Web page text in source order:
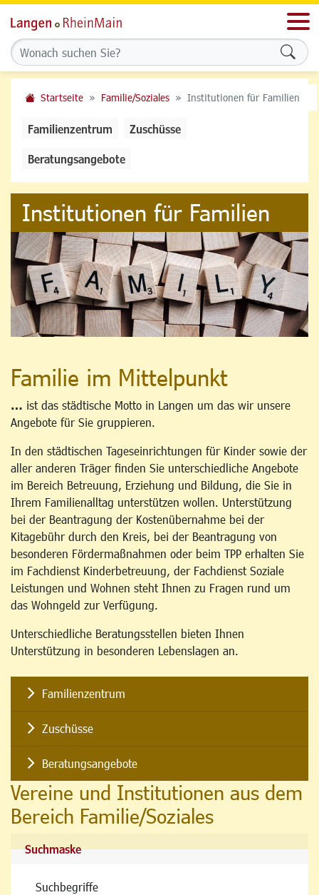
Startseite Familie/Soziales Institutionen für Familien
Familienzentrum Zuschüsse
Beratungsangebote
Institutionen für Familien
Familie im Mittelpunkt
… ist das städtische Motto in Langen um das wir unsere
Angebote für Sie gruppieren.
In den städtischen Tageseinrichtungen für Kinder sowie der
aller anderen Träger finden Sie unterschiedliche Angebote
im Bereich Betreuung, Erziehung und Bildung, die Sie in
Ihrem Familienalltag unterstützen wollen. Unterstützung
bei der Beantragung der Kostenübernahme bei der
Kitagebühr durch den Kreis, bei der Beantragung von
besonderen Fördermaßnahmen oder beim TPP erhalten Sie
im Fachdienst Kinderbetreuung, der Fachdienst Soziale
Leistungen und Wohnen steht Ihnen zu Fragen rund um
das Wohngeld zur Verfügung.
Unterschiedliche Beratungsstellen bieten Ihnen
Unterstützung in besonderen Lebenslagen an.
Familienzentrum
Zuschüsse
Beratungsangebote
Vereine und Institutionen aus dem
Bereich Familie/Soziales
Suchmaske
Suchbegriffe